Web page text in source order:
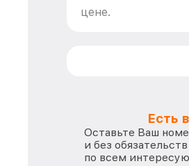
цене.
Есть
Оставьте Ваш
и без
по всем